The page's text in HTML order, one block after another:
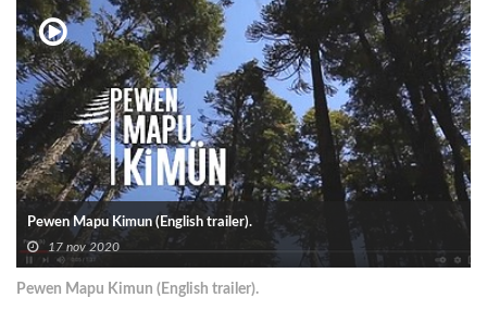
Pewen Mapu Kimun (English trailer).
17 nov 2020
Pewen Mapu Kimun (English trailer).